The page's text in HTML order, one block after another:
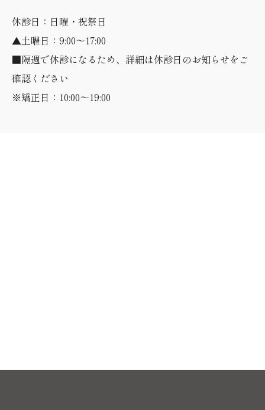
休診日：日曜・祝祭日
▲土曜日：9:00～17:00
■隔週で休診になるため、詳細は休診日のお知らせをご
確認ください
※矯正日：10:00～19:00